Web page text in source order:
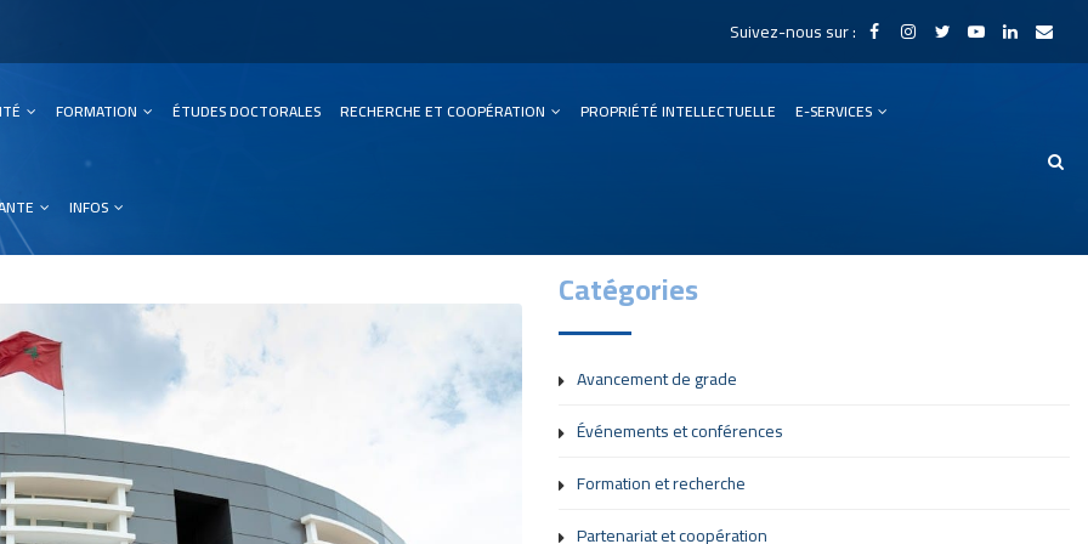
Suivez-nous sur :
FORMATION ÉTUDES DOCTORALES RECHERCHE ET COOPÉRATION PROPRIÉTÉ INTELLECTUELLE E-SERVICES
INFOS
Catégories
Avancement de grade
Événements et conférences
Formation et recherche
Partenariat et coopération